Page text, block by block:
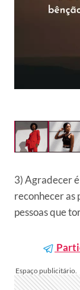
3) Agradecer
reconhecer as
pessoas que